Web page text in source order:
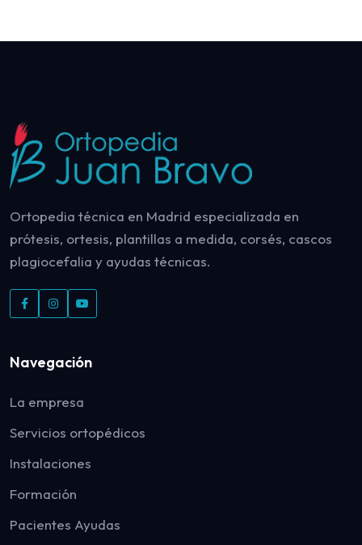
Ortopedia técnica en Madrid especializada en
prótesis, ortesis, plantillas a medida, corsés, cascos
plagiocefalia y ayudas técnicas.
Navegación
La empresa
Servicios ortopédicos
Instalaciones
Formación
Pacientes Ayudas